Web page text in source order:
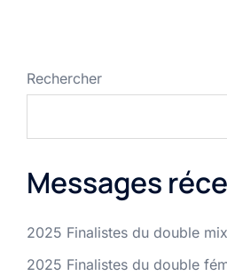
Rechercher
Messages
2025 Finalistes du double
2025 Finalistes du double